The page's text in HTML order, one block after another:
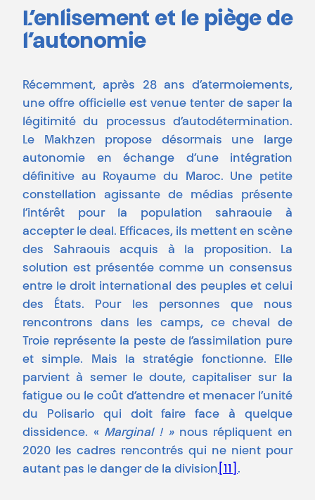
L’enlisement et le piège de
l’autonomie
Récemment, après 28 ans d’atermoiements,
une offre officielle est venue tenter de saper la
légitimité du processus d’autodétermination.
Le Makhzen propose désormais une large
autonomie en échange d’une intégration
définitive au Royaume du Maroc. Une petite
constellation agissante de médias présente
l’intérêt pour la population sahraouie à
accepter le deal. Efficaces, ils mettent en scène
des Sahraouis acquis à la proposition. La
solution est présentée comme un consensus
entre le droit international des peuples et celui
des États. Pour les personnes que nous
rencontrons dans les camps, ce cheval de
Troie représente la peste de l’assimilation pure
et simple. Mais la stratégie fonctionne. Elle
parvient à semer le doute, capitaliser sur la
fatigue ou le coût d’attendre et menacer l’unité
du Polisario qui doit faire face à quelque
dissidence. « Marginal ! »nous répliquent en
2020 les cadres rencontrés qui ne nient pour
autant pas le danger de la division [11] .